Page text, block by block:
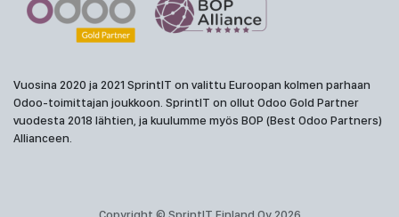
Vuosina 2020 ja 2021 SprintIT on valittu Euroopan kolmen parhaan
Odoo-toimittajan joukkoon. SprintIT on ollut Odoo Gold Partner
vuodesta 2018 lähtien, ja kuulumme myös BOP (Best Odoo Partners)
Allianceen.
Copyright © SprintIT Finland Oy 2026